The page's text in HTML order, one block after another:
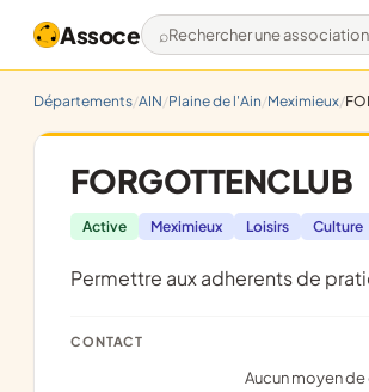
Assoce Rechercher une
Départements AIN Plaine de l'Ain Meximieux
FORGOTTENCLUB
Active Meximieux Loisirs Culture
permettre aux adherents de
CONTACT
Aucun moyen